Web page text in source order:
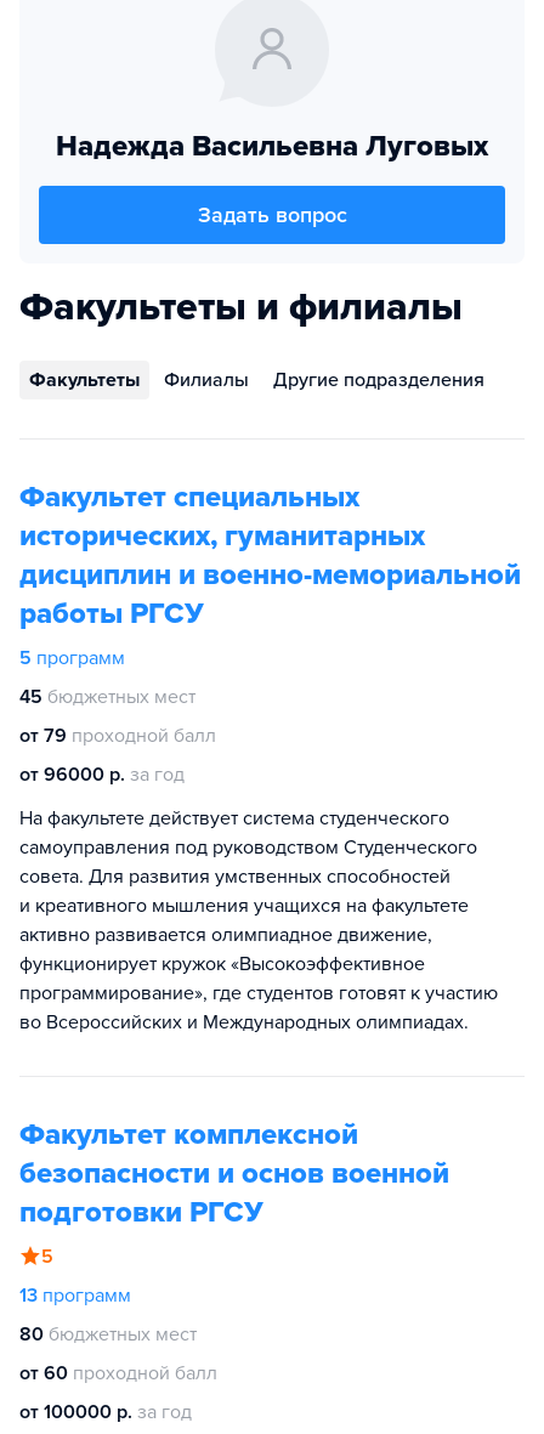
Надежда Васильевна Луговых
Задать вопрос
Факультеты и филиалы
Факультеты Филиалы Другие подразделения
Факультет специальных
исторических, гуманитарных
дисциплин и военно-мемориальной
работы РГСУ
5 программ
45 бюджетных мест
от 79 проходной балл
от 96000 р. за год
На факультете действует система студенческого
самоуправления под руководством Студенческого
совета. Для развития умственных способностей
и креативного мышления учащихся на факультете
активно развивается олимпиадное движение,
функционирует кружок «Высокоэффективное
программирование», где студентов готовят к участию
во Всероссийских и Международных олимпиадах.
Факультет комплексной
безопасности и основ военной
подготовки РГСУ
5
13 программ
80 бюджетных мест
от 60 проходной балл
от 100000 р. за год